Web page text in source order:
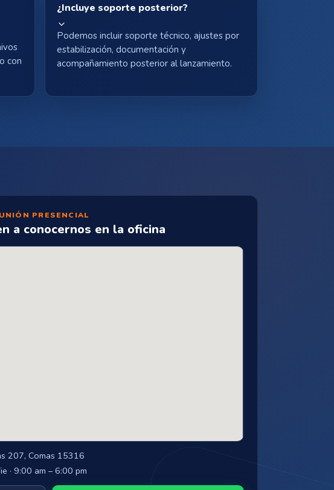
con
¿Incluye soporte posterior?
Podemos incluir soporte técnico, ajustes por
estabilización, documentación y
acompañamiento posterior al lanzamiento.
PRESENCIAL
a conocernos en la oficina
207, Comas 15316
· 9:00 am – 6:00 pm